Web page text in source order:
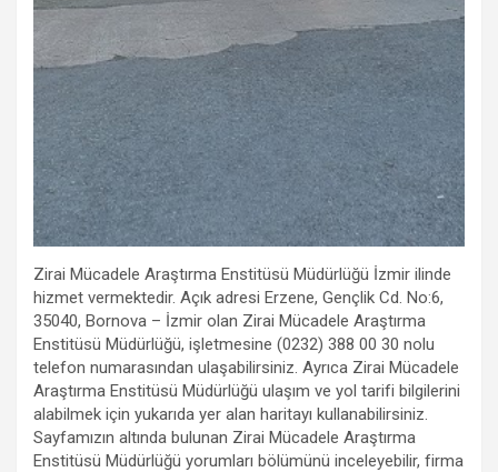
Zirai Mücadele Araştırma Enstitüsü Müdürlüğü İzmir ilinde
hizmet vermektedir. Açık adresi Erzene, Gençlik Cd. No:6,
35040, Bornova – İzmir olan Zirai Mücadele Araştırma
Enstitüsü Müdürlüğü, işletmesine (0232) 388 00 30 nolu
telefon numarasından ulaşabilirsiniz. Ayrıca Zirai Mücadele
Araştırma Enstitüsü Müdürlüğü ulaşım ve yol tarifi bilgilerini
alabilmek için yukarıda yer alan haritayı kullanabilirsiniz.
Sayfamızın altında bulunan Zirai Mücadele Araştırma
Enstitüsü Müdürlüğü yorumları bölümünü inceleyebilir, firma